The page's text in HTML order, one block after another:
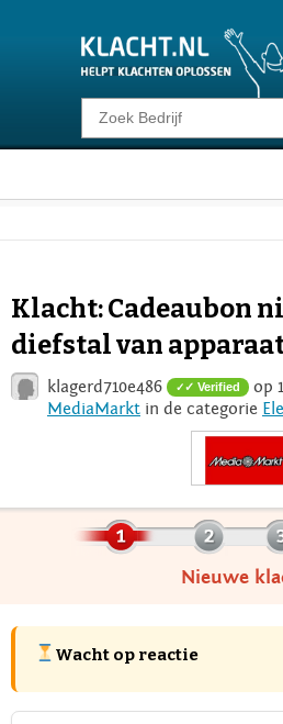
Klacht melden
Consumentenrecht
Voor Bedrijven
Login
Klacht: Cadeaubon
diefstal van
klagerd710e486 ✓ Verified
op
MediaMarkt in de categorie
Nieuwe
Wacht op reactie